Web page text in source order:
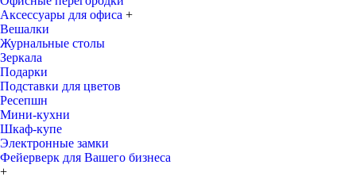
Аксессуары для офиса +
Вешалки
Журнальные столы
Зеркала
Подарки
Подставки для цветов
Ресепшн
Мини-кухни
Шкаф-купе
Электронные замки
Фейерверк для Вашего бизнеса
+